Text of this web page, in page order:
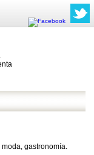
gastronomía.